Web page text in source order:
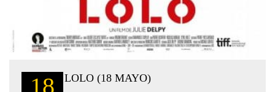
18 LOLO (18 MAYO)